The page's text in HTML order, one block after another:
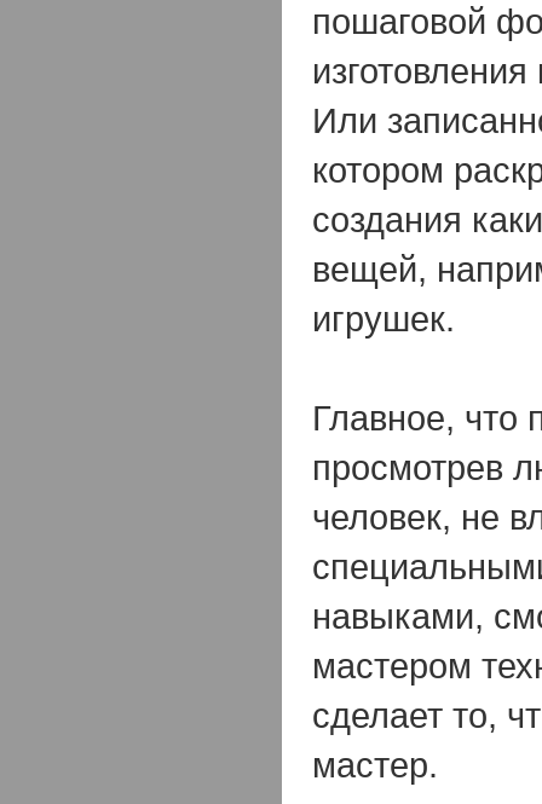
пошаговой
Или
котором
создания
вещей,
игрушек.
Главное, что
просмотрев
человек, не
навыками,
мастером
сделает то,
мастер.